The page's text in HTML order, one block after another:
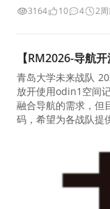
3164 10 4 2
【RM2026-导航
青岛大学未来战队
放开使用odin1空间
融合导航的需求，但
码，希望为各战队提